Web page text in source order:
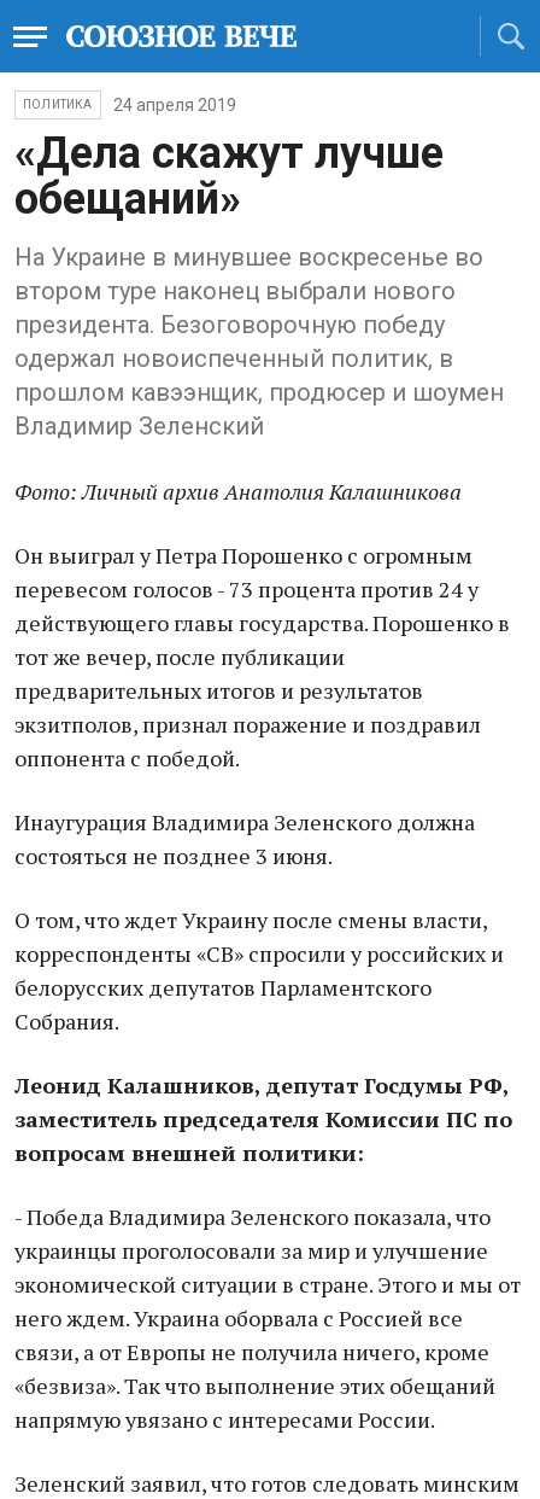
ПОЛИТИКА 24 апреля 2019
«Дела скажут лучше
обещаний»
На Украине в минувшее воскресенье во
втором туре наконец выбрали нового
президента. Безоговорочную победу
одержал новоиспеченный политик, в
прошлом кавээнщик, продюсер и шоумен
Владимир Зеленский
Фото: Личный архив Анатолия Калашникова
Он выиграл у Петра Порошенко с огромным
перевесом голосов - 73 процента против 24 у
действующего главы государства. Порошенко в
тот же вечер, после публикации
предварительных итогов и результатов
экзитполов, признал поражение и поздравил
оппонента с победой.
Инаугурация Владимира Зеленского должна
состояться не позднее 3 июня.
О том, что ждет Украину после смены власти,
корреспонденты «СВ» спросили у российских и
белорусских депутатов Парламентского
Собрания.
Леонид Калашников, депутат Госдумы РФ,
заместитель председателя Комиссии ПС по
вопросам внешней политики:
- Победа Владимира Зеленского показала, что
украинцы проголосовали за мир и улучшение
экономической ситуации в стране. Этого и мы от
него ждем. Украина оборвала с Россией все
связи, а от Европы не получила ничего, кроме
«безвиза». Так что выполнение этих обещаний
напрямую увязано с интересами России.
Зеленский заявил, что готов следовать минским